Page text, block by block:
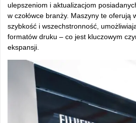
ulepszeniom i aktualizacjom
w czołówce branży. Maszyny te oferują
szybkość i wszechstronność,
formatów druku – co jest kluczowym
ekspansji.